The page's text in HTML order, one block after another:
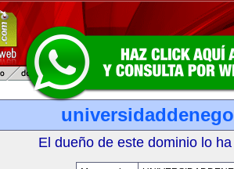
El dueño de este dominio lo